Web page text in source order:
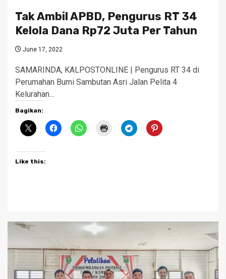
Tak Ambil APBD, Pengurus RT 34
Kelola Dana Rp72 Juta Per Tahun
June 17, 2022
SAMARINDA, KALPOSTONLINE | Pengurus RT 34 di
Perumahan Bumi Sambutan Asri Jalan Pelita 4
Kelurahan…
Bagikan:
Like this: